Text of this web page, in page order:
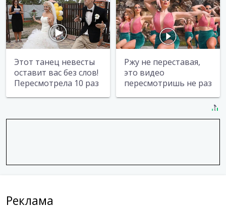
Этот танец невесты
оставит вас без слов!
Пересмотрела 10 раз
Ржу не переставая,
это видео
пересмотришь не раз
Реклама